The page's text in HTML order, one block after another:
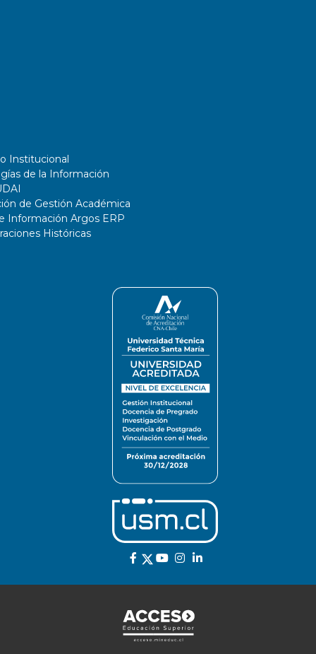
Institucional
de la Información
de Gestión Académica
Información Argos ERP
Históricas